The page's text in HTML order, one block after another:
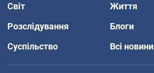
Світ
Життя
Розслідування
Блоги
Суспільство
Всі новини